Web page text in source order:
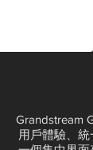
Grandstream
用戶體驗、